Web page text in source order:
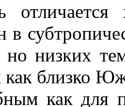
в
низких
как близко
как для